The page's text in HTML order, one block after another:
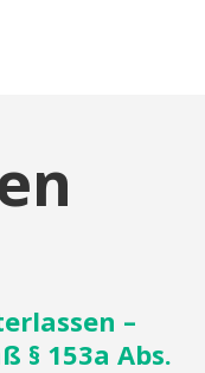
–
§ 153a Abs.